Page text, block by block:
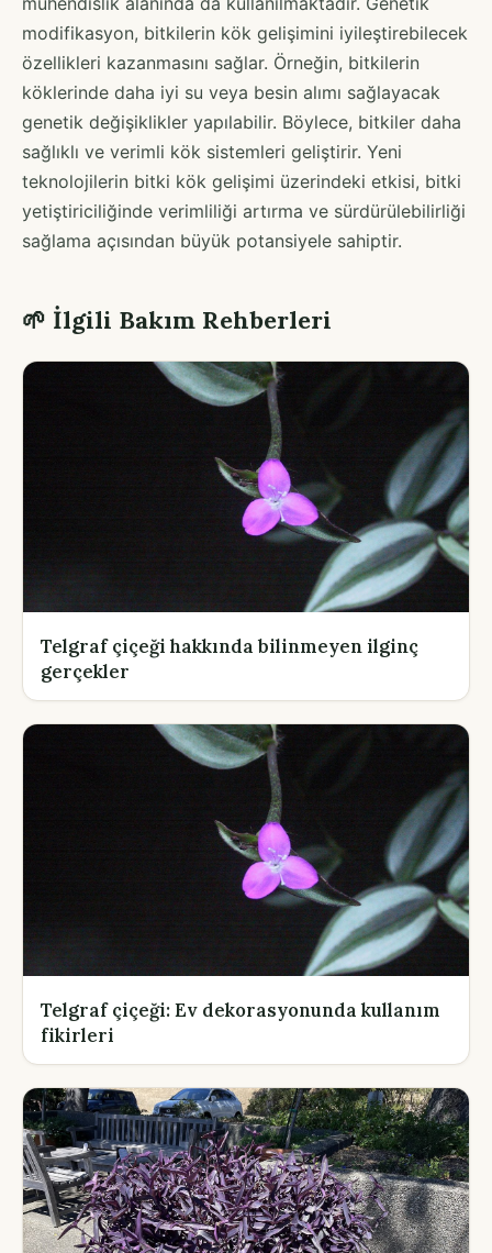
modifikasyon, bitkilerin kök gelişimini iyileştirebilecek
özellikleri kazanmasını sağlar. Örneğin, bitkilerin
köklerinde daha iyi su veya besin alımı sağlayacak
genetik değişiklikler yapılabilir. Böylece, bitkiler daha
sağlıklı ve verimli kök sistemleri geliştirir. Yeni
teknolojilerin bitki kök gelişimi üzerindeki etkisi, bitki
yetiştiriciliğinde verimliliği artırma ve sürdürülebilirliği
sağlama açısından büyük potansiyele sahiptir.
🌱 İlgili Bakım Rehberleri
Telgraf çiçeği hakkında bilinmeyen ilginç
gerçekler
Telgraf çiçeği: Ev dekorasyonunda kullanım
fikirleri